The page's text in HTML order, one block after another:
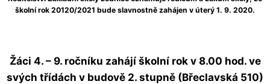
školní rok 20120/2021 bude slavnostně zahájen v úterý 1. 9. 2020.
Žáci 4. – 9. ročníku zahájí školní rok v 8.00 hod. ve
svých třídách v budově 2. stupně (Břeclavská 510)